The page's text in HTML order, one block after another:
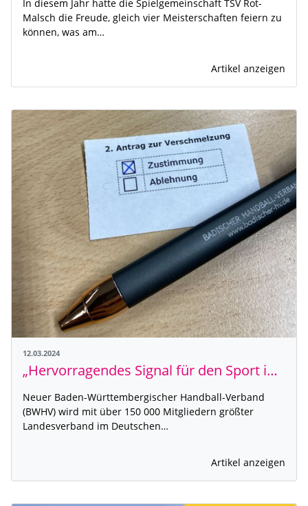
In diesem Jahr hatte die Spielgemeinschaft TSV Rot-
Malsch die Freude, gleich vier Meisterschaften feiern zu
können, was am…
Artikel anzeigen
12.03.2024
„Hervorragendes Signal für den Sport in Baden-Württemberg“
Neuer Baden-Württembergischer Handball-Verband
(BWHV) wird mit über 150 000 Mitgliedern größter
Landesverband im Deutschen…
Artikel anzeigen